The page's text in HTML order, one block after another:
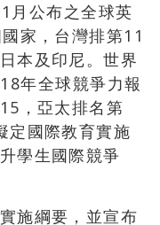
月公布之全球英
家，台灣排第11
本及印尼。世界
年全球競爭力報
，亞太排名第
定國際教育實施
學生國際競爭
施綱要，並宣布